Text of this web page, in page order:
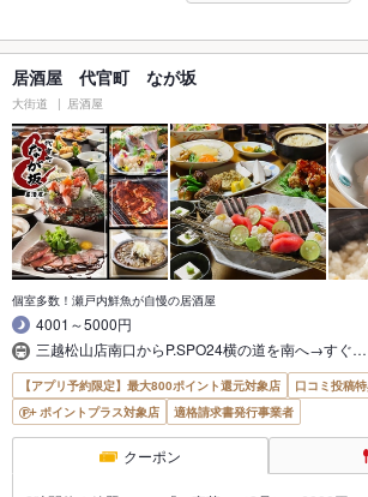
居酒屋 代官町 なが坂
大街道 居酒屋
個室多数！瀬戸内鮮魚が自慢の居酒屋
4001～5000円
三越松山店南口からP.SPO24横の道を南へ→すぐ…
【アプリ予約限定】最大800ポイント還元対象店
口コミ投稿
ポイントプラス対象店
適格請求書発行事業者
クーポン